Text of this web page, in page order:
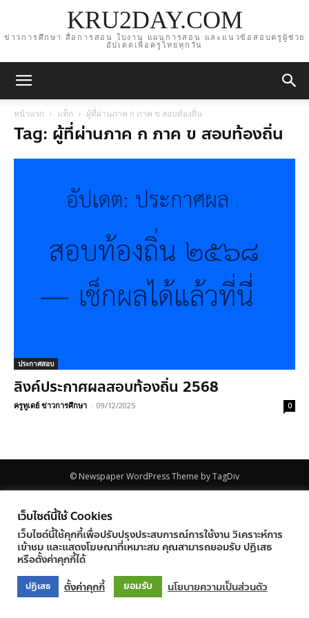
KRU2DAY.COM
ข่าวการศึกษา สื่อการสอน ใบงาน แผนการสอน และแนวข้อสอบครูผู้ช่วย
อัปเดตเพื่อครูไทยทุกวัน
หน้าแรก แท็ก ผู้ที่ผ่านภาค ก ภาค ข สอบท้องถิ่น
Tag: ผู้ที่ผ่านภาค ก ภาค ข สอบท้องถิ่น
ประกาศสอบ
ลิงค์ประกาศผลสอบท้องถิ่น 2568
ครูทูเดย์ ข่าวการศึกษา - 09/12/2025 0
© Newspaper WordPress Theme by TagDiv
เว็บไซต์นี้ใช้ Cookies
เว็บไซต์นี้ใช้คุกกี้เพื่อปรับปรุงประสบการณ์การใช้งาน วิเคราะห์การ
เข้าชม และแสดงโฆษณาที่เหมาะสม คุณสามารถยอมรับ ปฏิเสธ
หรือตั้งค่าคุกกี้ได้
ปฏิเสธ ตั้งค่าคุกกี้ ยอมรับ นโยบายความเป็นส่วนตัว